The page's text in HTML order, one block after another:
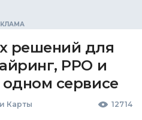
решений для
РРО и
сервисе
Карты 12714